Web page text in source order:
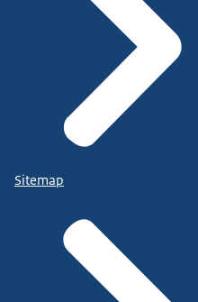
Sitemap